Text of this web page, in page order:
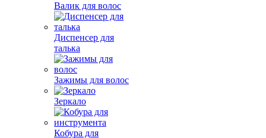
Валик для волос
Диспенсер для
талька
Зажимы для волос
Зеркало
Кобура для